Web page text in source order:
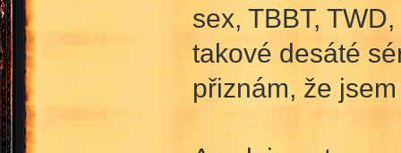
sex, TBBT,
takové desáté
přiznám, že